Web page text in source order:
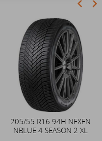
205/55 R16 94H NEXEN
NBLUE 4 SEASON 2 XL
Duše 12x4 (4.00-4) kovový
zahnutý ventil TR87